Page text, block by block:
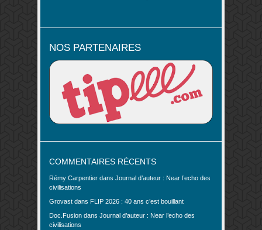
NOS PARTENAIRES
COMMENTAIRES RÉCENTS
Rémy Carpentier dans Journal d’auteur : Near l’echo des
civilisations
Grovast dans FLIP 2026 : 40 ans c’est bouillant
Doc.Fusion dans Journal d’auteur : Near l’echo des
civilisations